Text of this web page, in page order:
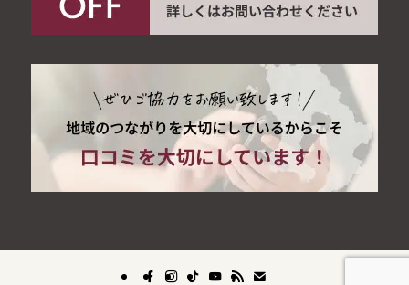
ではなく、お客様のプライバシーを侵害するものではござい
ません。
お客様の利便性向上（再訪問時の入力省略など）
ウェブサイトのアクセス解析・改善
より適切な情報提供
ただし、クッキーを無効にした場合、一部のサービスがご利
用いただけない場合がございます。